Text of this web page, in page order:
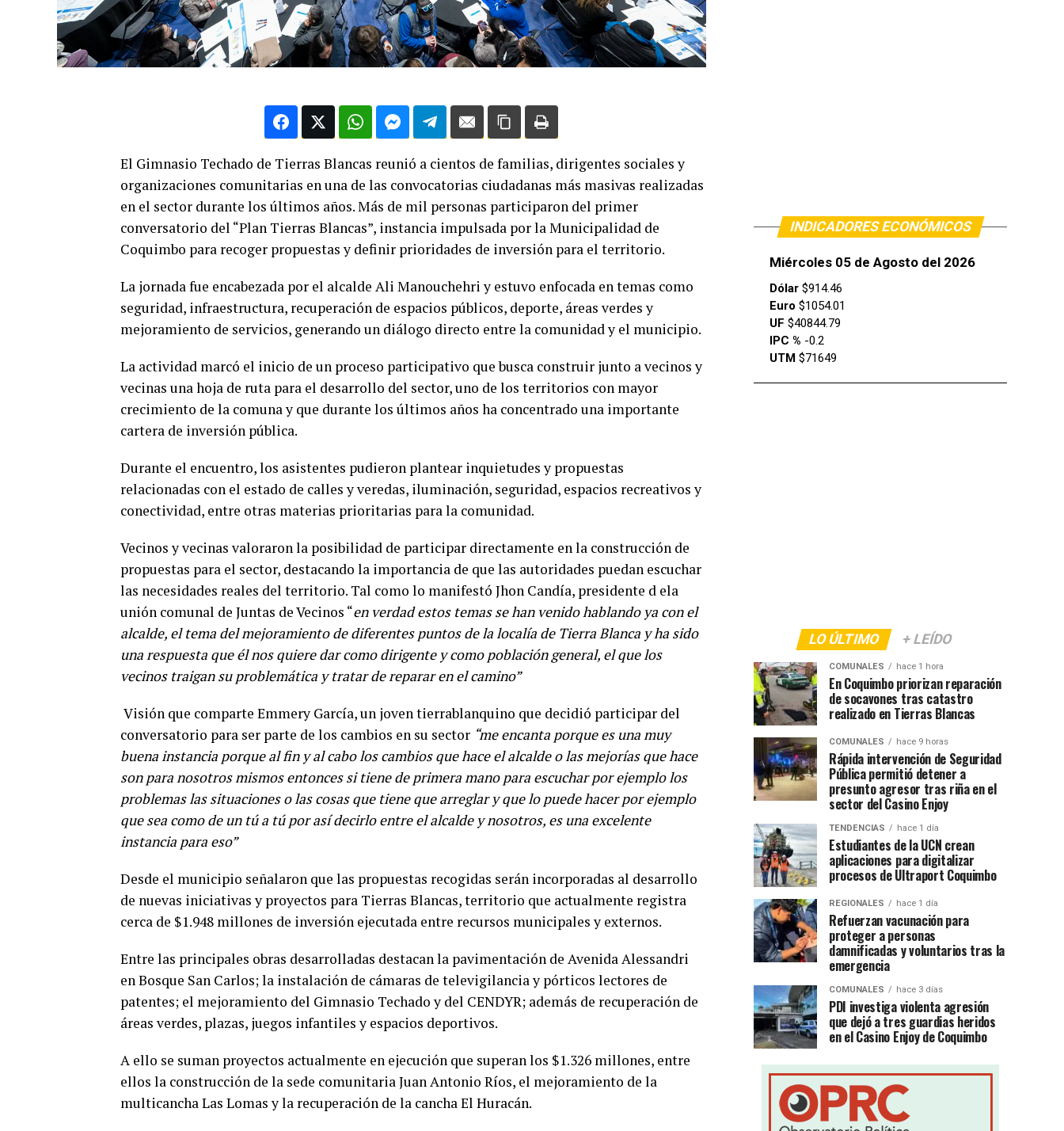
El Gimnasio Techado de Tierras Blancas reunió a cientos de familias, dirigentes sociales y
organizaciones comunitarias en una de las convocatorias ciudadanas más masivas realizadas
en el sector durante los últimos años. Más de mil personas participaron del primer
conversatorio del “Plan Tierras Blancas”, instancia impulsada por la Municipalidad de
Coquimbo para recoger propuestas y definir prioridades de inversión para el territorio.
La jornada fue encabezada por el alcalde Ali Manouchehri y estuvo enfocada en temas como
seguridad, infraestructura, recuperación de espacios públicos, deporte, áreas verdes y
mejoramiento de servicios, generando un diálogo directo entre la comunidad y el municipio.
La actividad marcó el inicio de un proceso participativo que busca construir junto a vecinos y
vecinas una hoja de ruta para el desarrollo del sector, uno de los territorios con mayor
crecimiento de la comuna y que durante los últimos años ha concentrado una importante
cartera de inversión pública.
Durante el encuentro, los asistentes pudieron plantear inquietudes y propuestas
relacionadas con el estado de calles y veredas, iluminación, seguridad, espacios recreativos y
conectividad, entre otras materias prioritarias para la comunidad.
Vecinos y vecinas valoraron la posibilidad de participar directamente en la construcción de
propuestas para el sector, destacando la importancia de que las autoridades puedan escuchar
las necesidades reales del territorio. Tal como lo manifestó Jhon Candía, presidente d ela
unión comunal de Juntas de Vecinos “en verdad estos temas se han venido hablando ya con el
alcalde, el tema del mejoramiento de diferentes puntos de la localía de Tierra Blanca y ha sido
una respuesta que él nos quiere dar como dirigente y como población general, el que los
vecinos traigan su problemática y tratar de reparar en el camino”
Visión que comparte Emmery García, un joven tierrablanquino que decidió participar del
conversatorio para ser parte de los cambios en su sector “me encanta porque es una muy
buena instancia porque al fin y al cabo los cambios que hace el alcalde o las mejorías que hace
son para nosotros mismos entonces si tiene de primera mano para escuchar por ejemplo los
problemas las situaciones o las cosas que tiene que arreglar y que lo puede hacer por ejemplo
que sea como de un tú a tú por así decirlo entre el alcalde y nosotros, es una excelente
instancia para eso”
Desde el municipio señalaron que las propuestas recogidas serán incorporadas al desarrollo
de nuevas iniciativas y proyectos para Tierras Blancas, territorio que actualmente registra
cerca de $1.948 millones de inversión ejecutada entre recursos municipales y externos.
Entre las principales obras desarrolladas destacan la pavimentación de Avenida Alessandri
en Bosque San Carlos; la instalación de cámaras de televigilancia y pórticos lectores de
patentes; el mejoramiento del Gimnasio Techado y del CENDYR; además de recuperación de
áreas verdes, plazas, juegos infantiles y espacios deportivos.
A ello se suman proyectos actualmente en ejecución que superan los $1.326 millones, entre
ellos la construcción de la sede comunitaria Juan Antonio Ríos, el mejoramiento de la
multicancha Las Lomas y la recuperación de la cancha El Huracán.
INDICADORES ECONÓMICOS
Miércoles 05 de Agosto del 2026
Dólar $914.46
Euro $1054.01
UF $40844.79
IPC % -0.2
UTM $71649
LO ÚLTIMO + LEÍDO
COMUNALES hace 1 hora
En Coquimbo priorizan reparación
de socavones tras catastro
realizado en Tierras Blancas
COMUNALES hace 9 horas
Rápida intervención de Seguridad
Pública permitió detener a
presunto agresor tras riña en el
sector del Casino Enjoy
TENDENCIAS hace 1 día
Estudiantes de la UCN crean
aplicaciones para digitalizar
procesos de Ultraport Coquimbo
REGIONALES hace 1 día
Refuerzan vacunación para
proteger a personas
damnificadas y voluntarios tras la
emergencia
COMUNALES hace 3 días
PDI investiga violenta agresión
que dejó a tres guardias heridos
en el Casino Enjoy de Coquimbo